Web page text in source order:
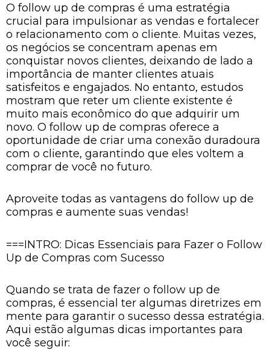
O follow up de compras é uma estratégia
crucial para impulsionar as vendas e fortalecer
o relacionamento com o cliente. Muitas vezes,
os negócios se concentram apenas em
conquistar novos clientes, deixando de lado a
importância de manter clientes atuais
satisfeitos e engajados. No entanto, estudos
mostram que reter um cliente existente é
muito mais econômico do que adquirir um
novo. O follow up de compras oferece a
oportunidade de criar uma conexão duradoura
com o cliente, garantindo que eles voltem a
comprar de você no futuro.
Aproveite todas as vantagens do follow up de
compras e aumente suas vendas!
===INTRO: Dicas Essenciais para Fazer o Follow
Up de Compras com Sucesso
Quando se trata de fazer o follow up de
compras, é essencial ter algumas diretrizes em
mente para garantir o sucesso dessa estratégia.
Aqui estão algumas dicas importantes para
você seguir: